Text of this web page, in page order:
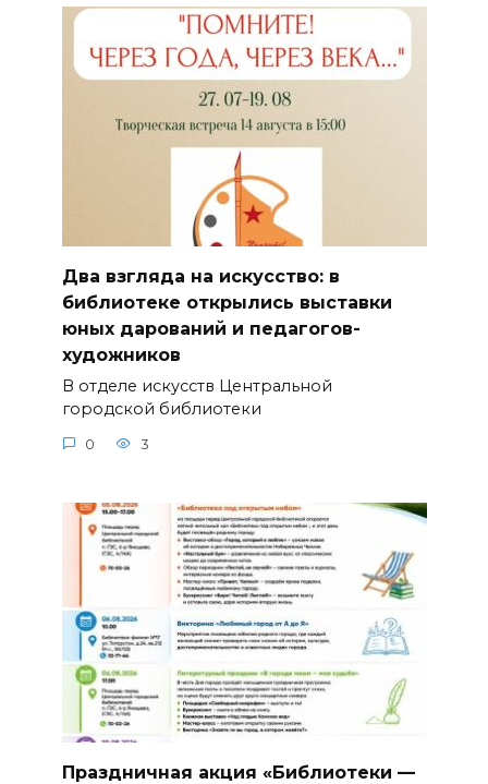
Два взгляда на искусство: в
библиотеке открылись выставки
юных дарований и педагогов-
художников
В отделе искусств Центральной
городской библиотеки
0 3
Праздничная акция «Библиотеки —